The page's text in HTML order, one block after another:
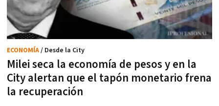
Milei seca la economía de pesos y en la
City alertan que el tapón monetario frena
la recuperación
ECONOMÍA/ Desde la City